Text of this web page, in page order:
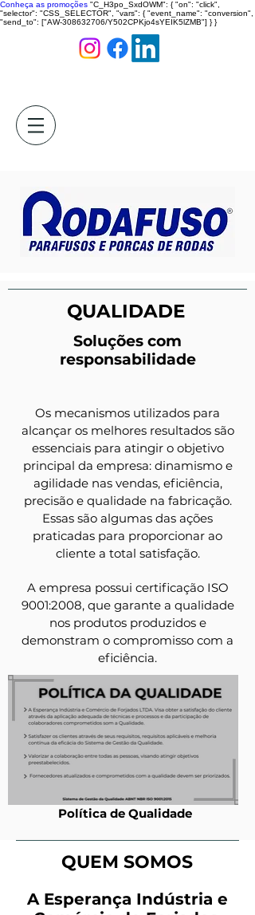
Conheça as promoções "C_H3po_SxdOWM": { "on": "click",
"selector": "CSS_SELECTOR", "vars": { "event_name": "conversion",
"send_to": ["AW-308632706/Y502CPKjo4sYEIK5lZMB"] } }
QUALIDADE
Soluções com
responsabilidade
Os mecanismos utilizados para
alcançar os melhores resultados são
essenciaispara atingir o objetivo
principal da empresa: dinamismo e
agilidade nas vendas, eficiência,
precisão e qualidade na fabricação.
Essas são algumas das ações
praticadas para proporcionar ao
cliente a total satisfação.
A empresa possui certificação ISO
9001:2008, que garante a qualidade
nos produtos produzidos e
demonstram o compromisso com a
eficiência.
Política de Qualidade
QUEM SOMOS
A Esperança Indústria e